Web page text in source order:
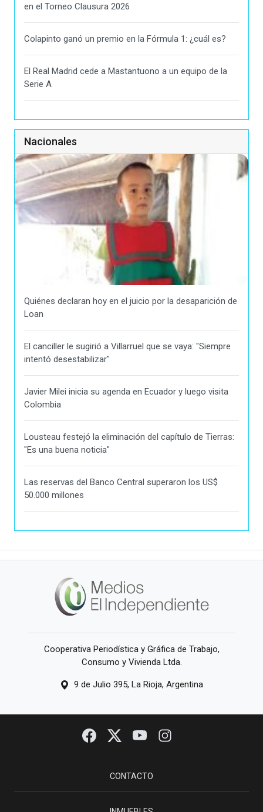
en el Torneo Clausura 2026
Colapinto ganó un premio en la Fórmula 1: ¿cuál es?
El Real Madrid cede a Mastantuono a un equipo de la
Serie A
Nacionales
Quiénes declaran hoy en el juicio por la desaparición de
Loan
El canciller le sugirió a Villarruel que se vaya: "Siempre
intentó desestabilizar"
Javier Milei inicia su agenda en Ecuador y luego visita
Colombia
Lousteau festejó la eliminación del capítulo de Tierras:
"Es una buena noticia"
Las reservas del Banco Central superaron los US$
50.000 millones
Cooperativa Periodística y Gráfica de Trabajo,
Consumo y Vivienda Ltda.
9 de Julio 395, La Rioja, Argentina
CONTACTO